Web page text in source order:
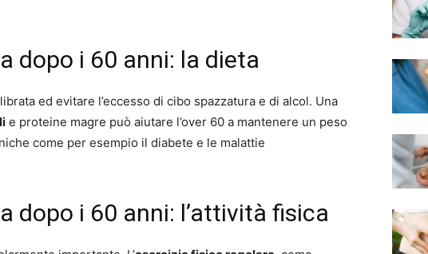
dopo i 60 anni: la dieta
ed evitare l’eccesso di cibo spazzatura e di alcol. Una
e proteine magre può aiutare l’over 60 a mantenere un peso
come per esempio il diabete e le malattie
dopo i 60 anni: l’attività fisica